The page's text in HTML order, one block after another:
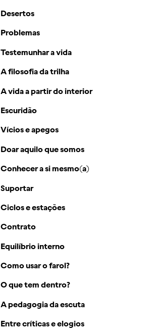
Desertos
Problemas
Testemunhar a vida
A filosofia da trilha
A vida a partir do interior
Escuridão
Vícios e apegos
Doar aquilo que somos
Conhecer a si mesmo(a)
Suportar
Ciclos e estações
Contrato
Equilíbrio interno
Como usar o farol?
O que tem dentro?
A pedagogia da escuta
Entre críticas e elogios